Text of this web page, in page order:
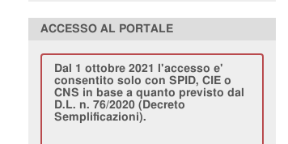
ACCESSO AL PORTALE
Dal 1 ottobre 2021 l'accesso e'
consentito solo con SPID, CIE o
CNS in base a quanto previsto dal
D.L. n. 76/2020 (Decreto
Semplificazioni).